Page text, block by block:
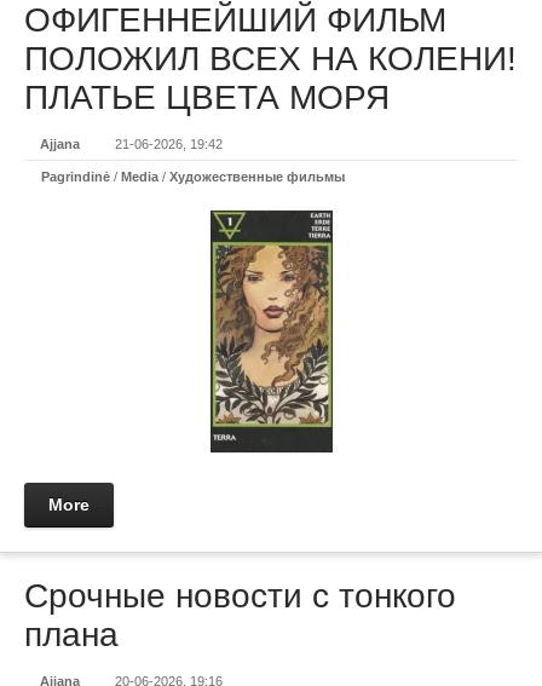
ОФИГЕННЕЙШИЙ ФИЛЬМ
ПОЛОЖИЛ ВСЕХ НА КОЛЕНИ!
ПЛАТЬЕ ЦВЕТА МОРЯ
Ajjana 21-06-2026, 19:42
Pagrindinė / Media / Художественные фильмы
More
Срочные новости с тонкого
плана
Ajjana 20-06-2026, 19:16